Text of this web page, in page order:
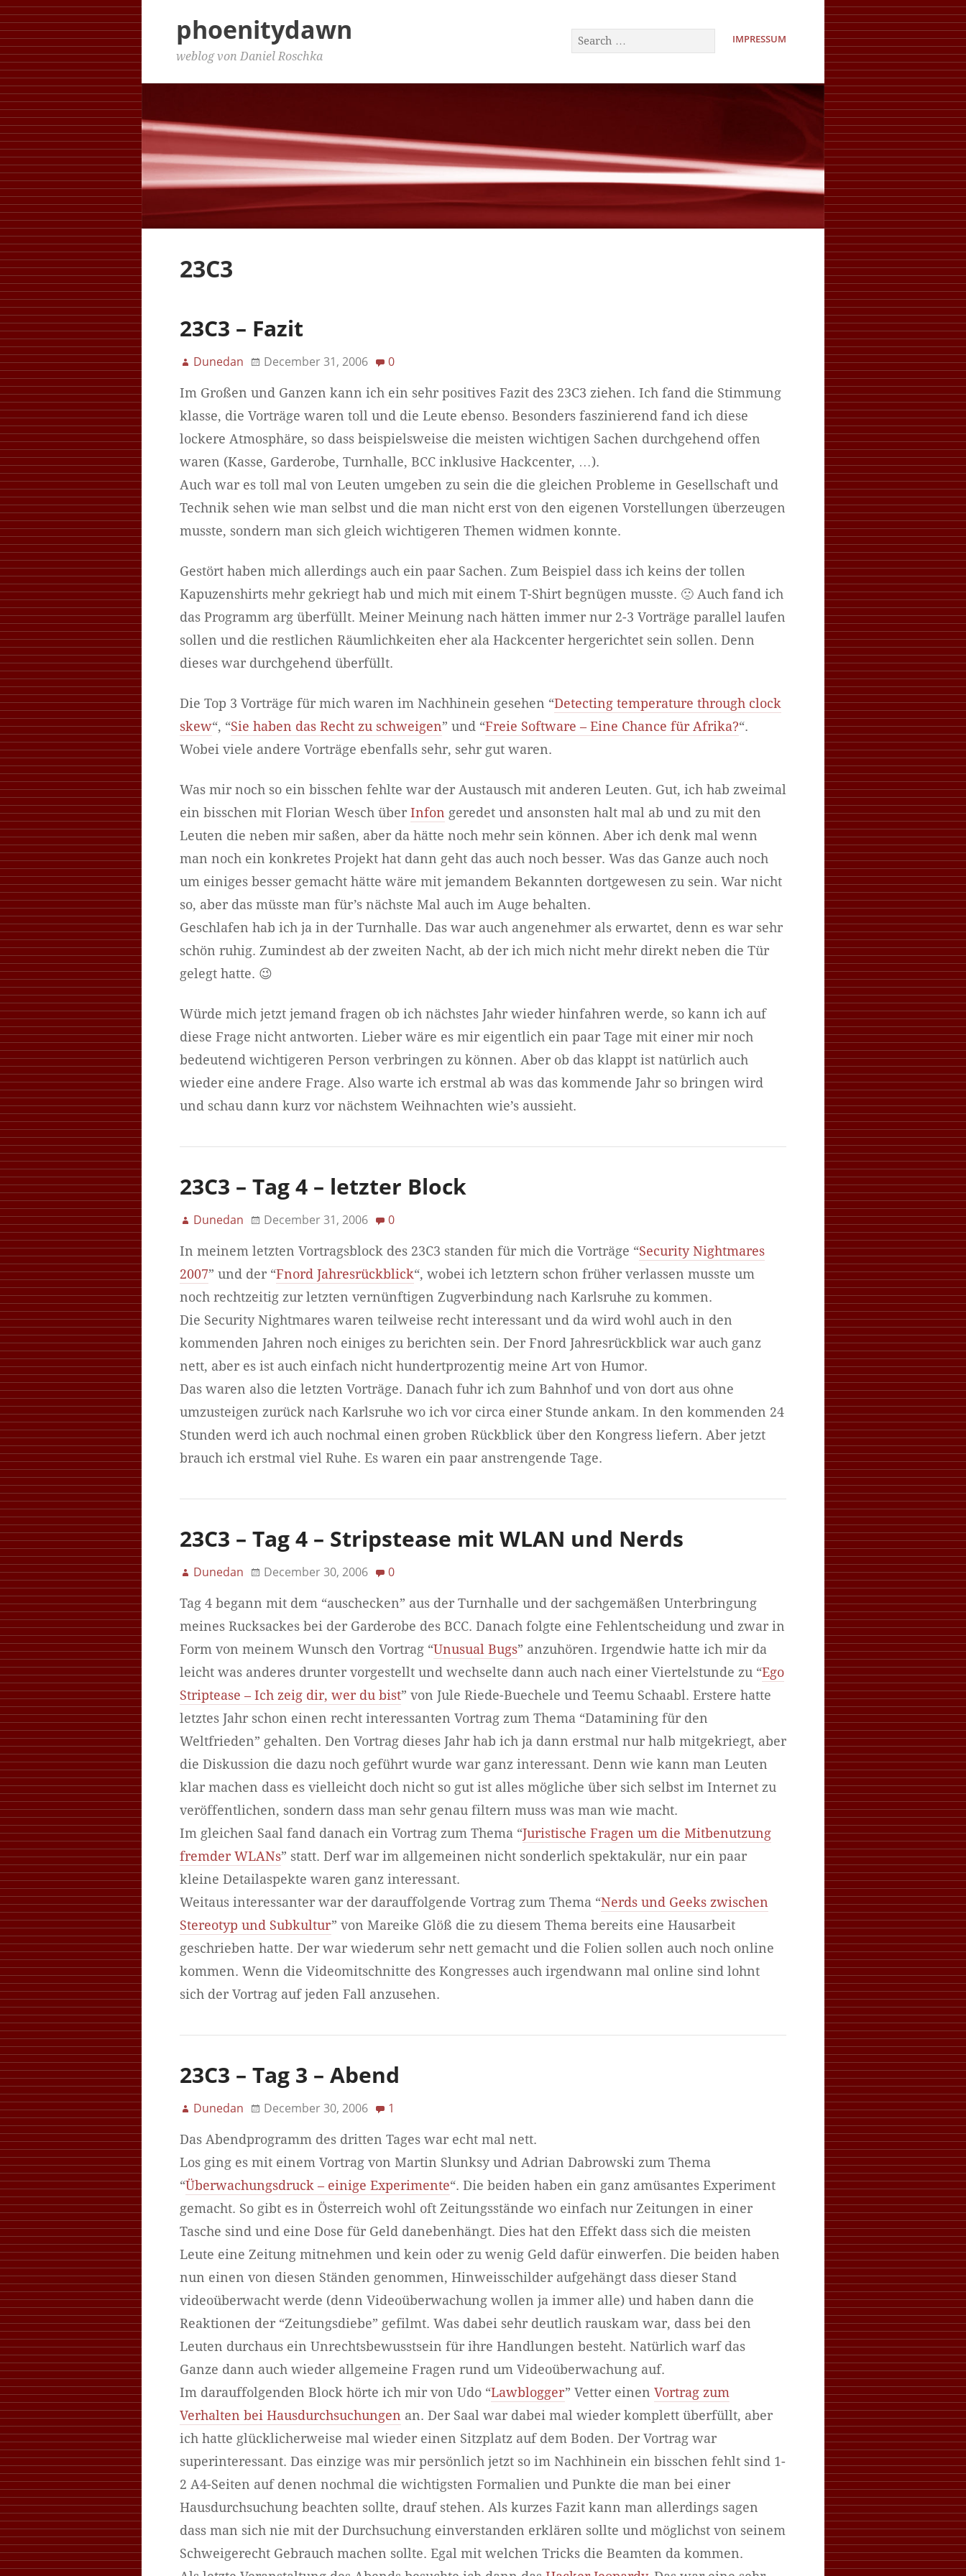
phoenitydawn
weblog von Daniel Roschka
IMPRESSUM
23C3
23C3 – Fazit
Dunedan December 31, 2006 0
Im Großen und Ganzen kann ich ein sehr positives Fazit des 23C3 ziehen. Ich fand die Stimmung
klasse, die Vorträge waren toll und die Leute ebenso. Besonders faszinierend fand ich diese
lockere Atmosphäre, so dass beispielsweise die meisten wichtigen Sachen durchgehend offen
waren (Kasse, Garderobe, Turnhalle, BCC inklusive Hackcenter, …).
Auch war es toll mal von Leuten umgeben zu sein die die gleichen Probleme in Gesellschaft und
Technik sehen wie man selbst und die man nicht erst von den eigenen Vorstellungen überzeugen
musste, sondern man sich gleich wichtigeren Themen widmen konnte.
Gestört haben mich allerdings auch ein paar Sachen. Zum Beispiel dass ich keins der tollen
Kapuzenshirts mehr gekriegt hab und mich mit einem T-Shirt begnügen musste. 🙁 Auch fand ich
das Programm arg überfüllt. Meiner Meinung nach hätten immer nur 2-3 Vorträge parallel laufen
sollen und die restlichen Räumlichkeiten eher ala Hackcenter hergerichtet sein sollen. Denn
dieses war durchgehend überfüllt.
Die Top 3 Vorträge für mich waren im Nachhinein gesehen “Detecting temperature through clock
skew“, “Sie haben das Recht zu schweigen” und “Freie Software – Eine Chance für Afrika?“.
Wobei viele andere Vorträge ebenfalls sehr, sehr gut waren.
Was mir noch so ein bisschen fehlte war der Austausch mit anderen Leuten. Gut, ich hab zweimal
ein bisschen mit Florian Wesch über Infon geredet und ansonsten halt mal ab und zu mit den
Leuten die neben mir saßen, aber da hätte noch mehr sein können. Aber ich denk mal wenn
man noch ein konkretes Projekt hat dann geht das auch noch besser. Was das Ganze auch noch
um einiges besser gemacht hätte wäre mit jemandem Bekannten dortgewesen zu sein. War nicht
so, aber das müsste man für’s nächste Mal auch im Auge behalten.
Geschlafen hab ich ja in der Turnhalle. Das war auch angenehmer als erwartet, denn es war sehr
schön ruhig. Zumindest ab der zweiten Nacht, ab der ich mich nicht mehr direkt neben die Tür
gelegt hatte. 😉
Würde mich jetzt jemand fragen ob ich nächstes Jahr wieder hinfahren werde, so kann ich auf
diese Frage nicht antworten. Lieber wäre es mir eigentlich ein paar Tage mit einer mir noch
bedeutend wichtigeren Person verbringen zu können. Aber ob das klappt ist natürlich auch
wieder eine andere Frage. Also warte ich erstmal ab was das kommende Jahr so bringen wird
und schau dann kurz vor nächstem Weihnachten wie’s aussieht.
23C3 – Tag 4 – letzter Block
Dunedan December 31, 2006 0
In meinem letzten Vortragsblock des 23C3 standen für mich die Vorträge “Security Nightmares
2007” und der “Fnord Jahresrückblick“, wobei ich letztern schon früher verlassen musste um
noch rechtzeitig zur letzten vernünftigen Zugverbindung nach Karlsruhe zu kommen.
Die Security Nightmares waren teilweise recht interessant und da wird wohl auch in den
kommenden Jahren noch einiges zu berichten sein. Der Fnord Jahresrückblick war auch ganz
nett, aber es ist auch einfach nicht hundertprozentig meine Art von Humor.
Das waren also die letzten Vorträge. Danach fuhr ich zum Bahnhof und von dort aus ohne
umzusteigen zurück nach Karlsruhe wo ich vor circa einer Stunde ankam. In den kommenden 24
Stunden werd ich auch nochmal einen groben Rückblick über den Kongress liefern. Aber jetzt
brauch ich erstmal viel Ruhe. Es waren ein paar anstrengende Tage.
23C3 – Tag 4 – Stripstease mit WLAN und Nerds
Dunedan December 30, 2006 0
Tag 4 begann mit dem “auschecken” aus der Turnhalle und der sachgemäßen Unterbringung
meines Rucksackes bei der Garderobe des BCC. Danach folgte eine Fehlentscheidung und zwar in
Form von meinem Wunsch den Vortrag “Unusual Bugs” anzuhören. Irgendwie hatte ich mir da
leicht was anderes drunter vorgestellt und wechselte dann auch nach einer Viertelstunde zu “Ego
Striptease – Ich zeig dir, wer du bist” von Jule Riede-Buechele und Teemu Schaabl. Erstere hatte
letztes Jahr schon einen recht interessanten Vortrag zum Thema “Datamining für den
Weltfrieden” gehalten. Den Vortrag dieses Jahr hab ich ja dann erstmal nur halb mitgekriegt, aber
die Diskussion die dazu noch geführt wurde war ganz interessant. Denn wie kann man Leuten
klar machen dass es vielleicht doch nicht so gut ist alles mögliche über sich selbst im Internet zu
veröffentlichen, sondern dass man sehr genau filtern muss was man wie macht.
Im gleichen Saal fand danach ein Vortrag zum Thema “Juristische Fragen um die Mitbenutzung
fremder WLANs” statt. Derf war im allgemeinen nicht sonderlich spektakulär, nur ein paar
kleine Detailaspekte waren ganz interessant.
Weitaus interessanter war der darauffolgende Vortrag zum Thema “Nerds und Geeks zwischen
Stereotyp und Subkultur” von Mareike Glöß die zu diesem Thema bereits eine Hausarbeit
geschrieben hatte. Der war wiederum sehr nett gemacht und die Folien sollen auch noch online
kommen. Wenn die Videomitschnitte des Kongresses auch irgendwann mal online sind lohnt
sich der Vortrag auf jeden Fall anzusehen.
23C3 – Tag 3 – Abend
Dunedan December 30, 2006 1
Das Abendprogramm des dritten Tages war echt mal nett.
Los ging es mit einem Vortrag von Martin Slunksy und Adrian Dabrowski zum Thema
“Überwachungsdruck – einige Experimente“. Die beiden haben ein ganz amüsantes Experiment
gemacht. So gibt es in Österreich wohl oft Zeitungsstände wo einfach nur Zeitungen in einer
Tasche sind und eine Dose für Geld danebenhängt. Dies hat den Effekt dass sich die meisten
Leute eine Zeitung mitnehmen und kein oder zu wenig Geld dafür einwerfen. Die beiden haben
nun einen von diesen Ständen genommen, Hinweisschilder aufgehängt dass dieser Stand
videoüberwacht werde (denn Videoüberwachung wollen ja immer alle) und haben dann die
Reaktionen der “Zeitungsdiebe” gefilmt. Was dabei sehr deutlich rauskam war, dass bei den
Leuten durchaus ein Unrechtsbewusstsein für ihre Handlungen besteht. Natürlich warf das
Ganze dann auch wieder allgemeine Fragen rund um Videoüberwachung auf.
Im darauffolgenden Block hörte ich mir von Udo “Lawblogger” Vetter einen Vortrag zum
Verhalten bei Hausdurchsuchungen an. Der Saal war dabei mal wieder komplett überfüllt, aber
ich hatte glücklicherweise mal wieder einen Sitzplatz auf dem Boden. Der Vortrag war
superinteressant. Das einzige was mir persönlich jetzt so im Nachhinein ein bisschen fehlt sind 1-
2 A4-Seiten auf denen nochmal die wichtigsten Formalien und Punkte die man bei einer
Hausdurchsuchung beachten sollte, drauf stehen. Als kurzes Fazit kann man allerdings sagen
dass man sich nie mit der Durchsuchung einverstanden erklären sollte und möglichst von seinem
Schweigerecht Gebrauch machen sollte. Egal mit welchen Tricks die Beamten da kommen.